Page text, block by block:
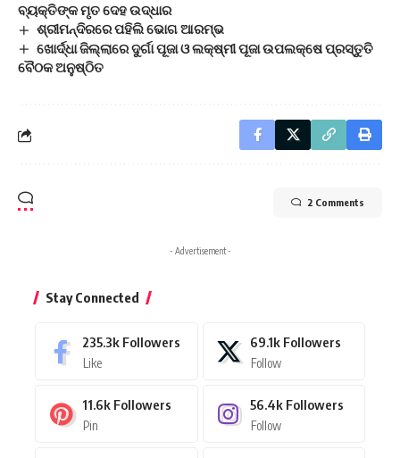
ବ୍ୟକ୍ତିଙ୍କ ମୃତ ଦେହ ଉଦ୍ଧାର
ଶ୍ରୀମନ୍ଦିରରେ ପହିଲି ଭୋଗ ଆରମ୍ଭ
ଖୋର୍ଦ୍ଧା ଜିଲ୍ଲାରେ ଦୁର୍ଗା ପୂଜା ଓ ଲକ୍ଷ୍ମୀ ପୂଜା ଉପଲକ୍ଷେ ପ୍ରସ୍ତୁତି
ବୈଠକ ଅନୁଷ୍ଠିତ
2 Comments
- Advertisement -
Stay Connected
235.3k Followers
Like
69.1k Followers
Follow
11.6k Followers
Pin
56.4k Followers
Follow